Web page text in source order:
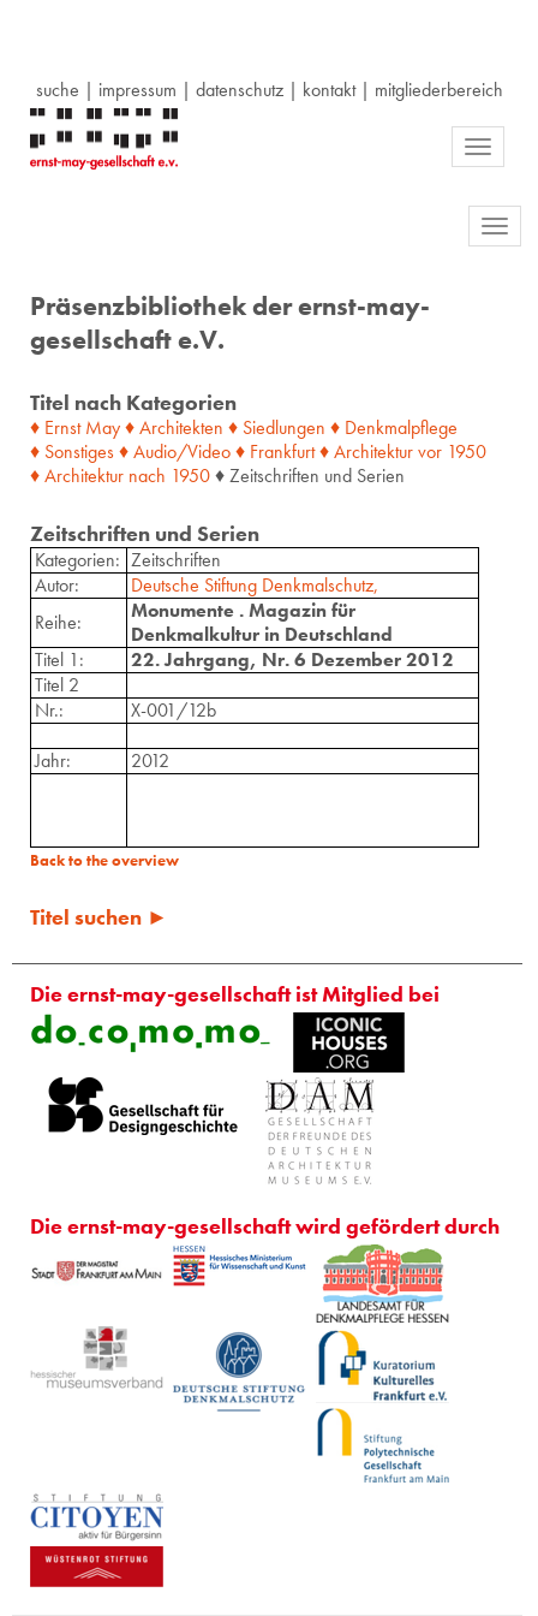
suche | impressum | datenschutz| kontakt| mitgliederbereich
Toggle
Präsenzbibliothek der ernst-may-
gesellschaft e.V.
Titel nach Kategorien
♦ Ernst May♦ Architekten ♦ Siedlungen ♦ Denkmalpflege
♦ Sonstiges♦ Audio/Video♦ Frankfurt♦ Architekturvor 1950
♦ Architektur nach 1950♦ Zeitschriften und Serien
Zeitschriften und Serien
Kategorien: Zeitschriften
Autor:
Deutsche Stiftung Denkmalschutz,
Reihe:
Monumente . Magazin für
Denkmalkultur in Deutschland
Titel 1:
22. Jahrgang, Nr. 6 Dezember 2012
Titel 2
Nr.:
X-001/12b
Jahr:
2012
Back to the overview
Titel suchen ►
Die ernst-may-gesellschaft ist Mitglied bei
Die ernst-may-gesellschaft wird gefördert durch